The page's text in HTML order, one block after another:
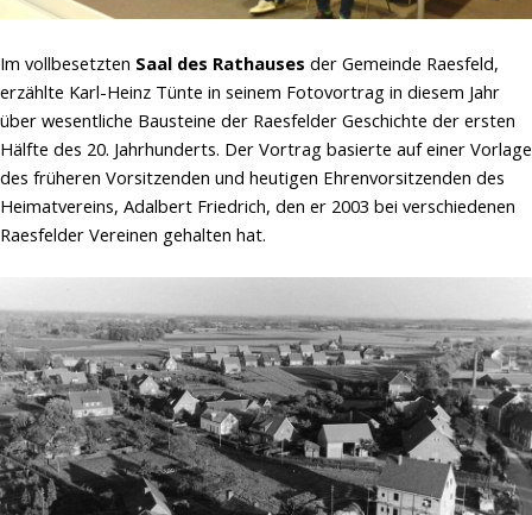
Im vollbesetzten Saal des Rathauses der Gemeinde Raesfeld,
erzählte Karl-Heinz Tünte in seinem Fotovortrag in diesem Jahr
über wesentliche Bausteine der Raesfelder Geschichte der ersten
Hälfte des 20. Jahrhunderts. Der Vortrag basierte auf einer Vorlage
des früheren Vorsitzenden und heutigen Ehrenvorsitzenden des
Heimatvereins, Adalbert Friedrich, den er 2003 bei verschiedenen
Raesfelder Vereinen gehalten hat.